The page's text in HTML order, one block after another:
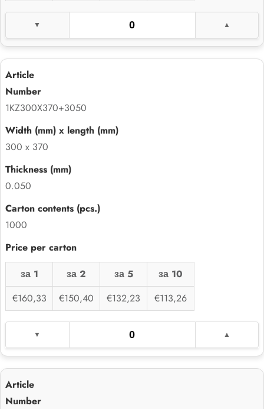
1KZ300X370+3050
300 x 370
0.050
1000
за 1 за 2 за 5
за 10
€160,33
€150,40 €132,23 €113,26